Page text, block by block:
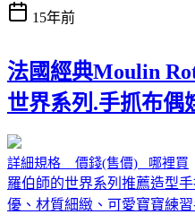
15年前
法國經典Moulin
世界系列.手抓布偶
詳細規格 價錢(售價) 哪裡買
羅伯師的世界系列推薦造型
優、材質細緻、可愛寶寶練